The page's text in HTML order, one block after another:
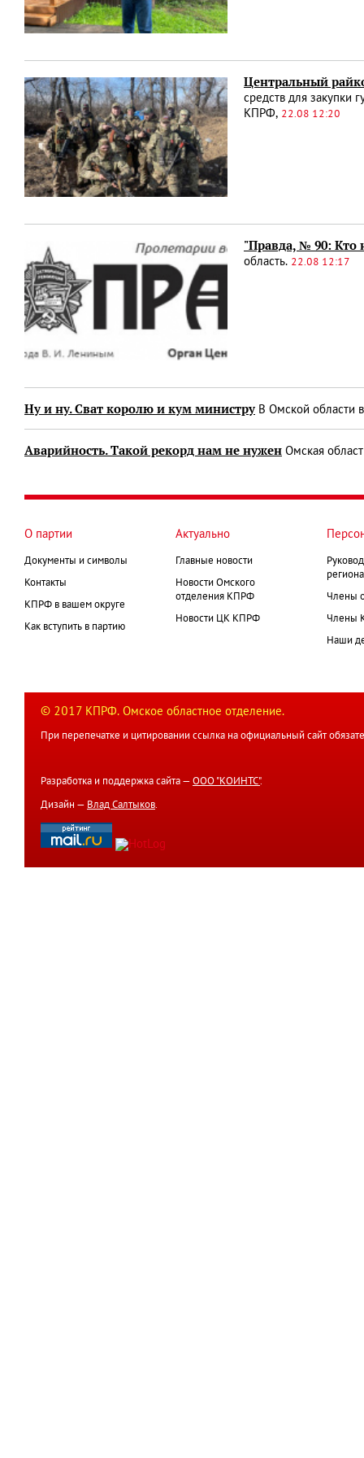
Центральный
средств для закупки
КПРФ, 22.08 12:20
"Правда, № 90: Кто
область. 22.08 12:17
Ну и ну. Сват королю и кум министруВ Омской области
Аварийность. Такой рекорд нам не нужен Омская
О партии
Документы и символы
Контакты
КПРФ в вашем округе
Как вступить в партию
Актуально
Главные новости
Новости Омского
отделения КПРФ
Новости ЦК КПРФ
Члены
Члены
Наши
© 2017 КПРФ. Омское областное отделение.
При перепечатке и цитировании ссылка на официальный сайт
Разработка и поддержка сайта — ООО "КОИНТС".
Дизайн — Влад Салтыков.